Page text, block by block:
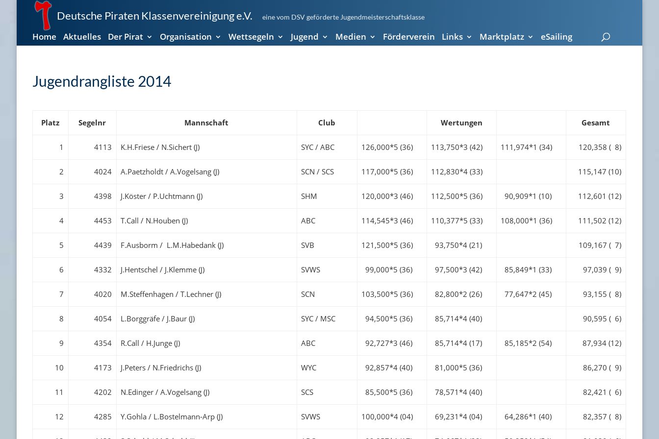
Deutsche Piraten Klassenvereinigung e.V. eine vom DSV geförderte Jugendmeisterschaftsklasse
Home Aktuelles Der Pirat Organisation Wettsegeln Jugend Medien Förderverein Links Marktplatz eSailing
Jugendrangliste 2014
Platz Segelnr Mannschaft Club Wertungen Gesamt
1 4113 K.H.Friese / N.Sichert (J) SYC / ABC 126,000*5 (36) 113,750*3 (42) 111,974*1 (34) 120,358 ( 8)
2 4024 A.Paetzholdt / A.Vogelsang (J) SCN / SCS 117,000*5 (36) 112,830*4 (33) 115,147 (10)
3 4398 J.Köster / P.Uchtmann (J) SHM 120,000*3 (46) 112,500*5 (36) 90,909*1 (10) 112,601 (12)
4 4453 T.Call / N.Houben (J) ABC 114,545*3 (46) 110,377*5 (33) 108,000*1 (36) 111,502 (12)
5 4439 F.Ausborm / L.M.Habedank (J) SVB 121,500*5 (36) 93,750*4 (21) 109,167 ( 7)
6 4332 J.Hentschel / J.Klemme (J) SVWS 99,000*5 (36) 97,500*3 (42) 85,849*1 (33) 97,039 ( 9)
7 4020 M.Steffenhagen / T.Lechner (J) SCN 103,500*5 (36) 82,800*2 (26) 77,647*2 (45) 93,155 ( 8)
8 4054 L.Borggräfe / J.Baur (J) SYC / MSC 94,500*5 (36) 85,714*4 (40) 90,595 ( 6)
9 4354 R.Call / H.Junge (J) ABC 92,727*3 (46) 85,714*4 (17) 85,185*2 (54) 87,934 (12)
10 4173 J.Peters / N.Friedrichs (J) WYC 92,857*4 (40) 81,000*5 (36) 86,270 ( 9)
11 4202 N.Edinger / A.Vogelsang (J) SCS 85,500*5 (36) 78,571*4 (40) 82,421 ( 6)
12 4285 Y.Gohla / L.Bostelmann-Arp (J) SVWS 100,000*4 (04) 69,231*4 (04) 64,286*1 (40) 82,357 ( 8)